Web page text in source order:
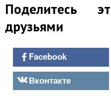
Поделитесь
друзьями
Facebook
Вконтакте